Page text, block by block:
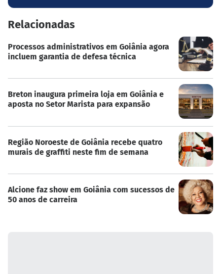
Relacionadas
Processos administrativos em Goiânia agora
incluem garantia de defesa técnica
Breton inaugura primeira loja em Goiânia e
aposta no Setor Marista para expansão
Região Noroeste de Goiânia recebe quatro
murais de graffiti neste fim de semana
Alcione faz show em Goiânia com sucessos de
50 anos de carreira